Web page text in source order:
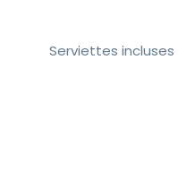
Serviettes incluses